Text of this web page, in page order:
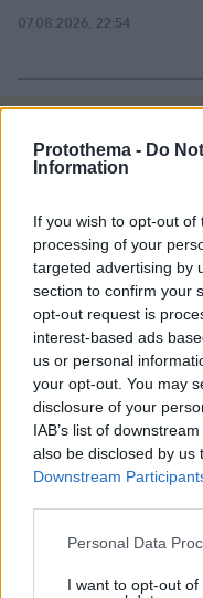
Protothema - Do
Information
If you wish to opt-out
processing of your
targeted advertising by
section to confirm your
opt-out request is
interest-based ads
us or personal
your opt-out. You may
disclosure of your
IAB’s list of
also be disclosed by us
Downstream
Please note that this
not limited to your visit
Personal Data
I want to opt-out
07.08.2026, 22:54
Games
Cut The Rope
ΔΕΙΤΕ ΟΛΑ ΤΑ
Best of